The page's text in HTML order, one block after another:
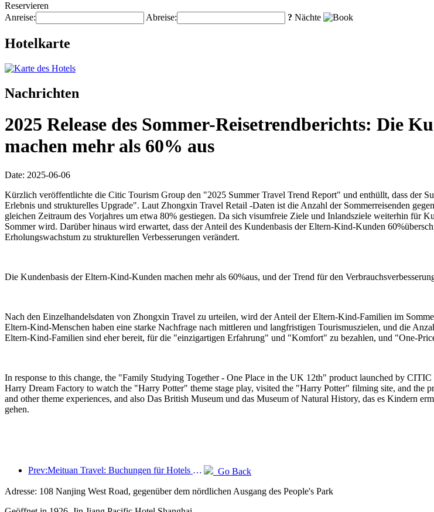
Reservieren
Anreise:
Abreise: ? Nächte
Hotelkarte
Nachrichten
2025 Release des Sommer-Reisetrendberichts: Die
machen mehr als 60% aus
Date: 2025-06-06
Kürzlich veröffentlichte die Citic Tourism Group den "2025 Summer Travel Trend Report" und enthüllt, dass der
Erlebnis und strukturelles Upgrade". Laut Zhongxin Travel Retail -Daten ist die Anzahl der Sommerreisenden
gleichen Zeitraum des Vorjahres um etwa 80% gestiegen. Da sich visumfreie Ziele und Inlandsziele weiterhin für
Sommer wird. Darüber hinaus wird erwartet, dass der Anteil des Kundenbasis der Eltern-Kind-Kunden
Erholungswachstum zu strukturellen Verbesserungen verändert.
Die Kundenbasis der Eltern-Kind-Kunden machen mehr als 60%aus, und der Trend für den
Nach den Einzelhandelsdaten von Zhongxin Travel zu urteilen, wird der Anteil der Eltern-Kind-Familien im
Eltern-Kind-Menschen haben eine starke Nachfrage nach mittleren und langfristigen Tourismuszielen, und die
Eltern-Kind-Familien sind eher bereit, für die "einzigartigen Erfahrung" und "Komfort" zu bezahlen, und "One-
In response to this change, the "Family Studying Together - One Place in the UK 12th" product launched by
Harry Dream Factory to watch the "Harry Potter" theme stage play, visited the "Harry Potter" filming site, and
and other theme experiences, and also Das British Museum und das Museum of Natural History, das es Kindern
gehen.
Prev:Meituan Travel: Buchungen für Hotels mit hohen Sternen in Landkreisen während des Drachenbootfestes sind heiß, wobei Familien mit Kindern die Hauptkraft sind
Go Back
Adresse: 108 Nanjing West Road, gegenüber dem nördlichen Ausgang des People's Park